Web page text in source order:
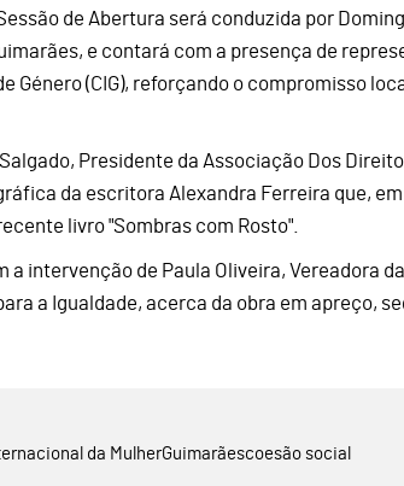
de Abertura será conduzida por
e contará com a presença de
Género (CIG), reforçando o compromisso
Presidente da Associação Dos
da escritora Alexandra Ferreira que,
livro "Sombras com Rosto".
a intervenção de Paula Oliveira, Vereadora
a Igualdade, acerca da obra em apreço,
da MulherGuimarãescoesão social